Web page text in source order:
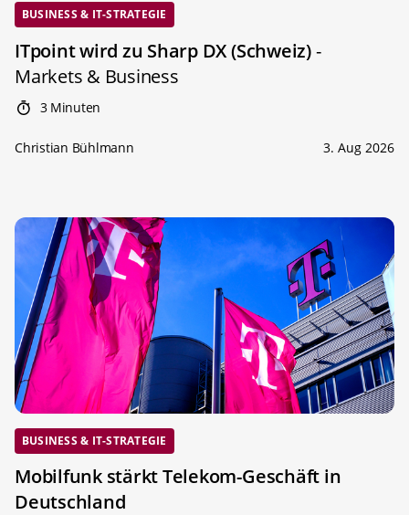
BUSINESS & IT-STRATEGIE
ITpoint wird zu Sharp DX (Schweiz)-
Markets & Business
3 Minuten
Christian Bühlmann 3. Aug 2026
BUSINESS & IT-STRATEGIE
Mobilfunk stärkt Telekom-Geschäft in
Deutschland